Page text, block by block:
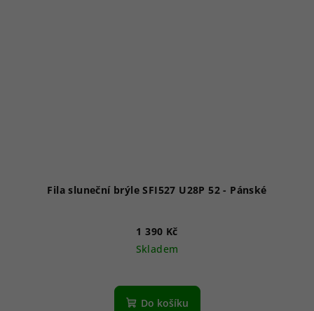
Fila sluneční brýle SFI527 U28P 52 - Pánské
1 390 Kč
Skladem
Do košíku